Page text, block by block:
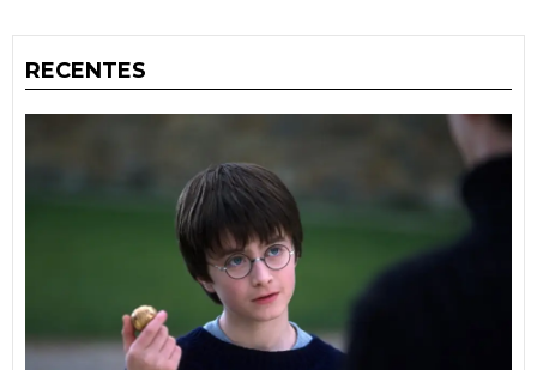
RECENTES